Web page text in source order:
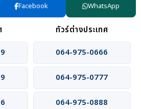
Facebook WhatsApp
ทัวร์ต่างประเทศ
064-975-0666
064-975-0777
064-975-0888